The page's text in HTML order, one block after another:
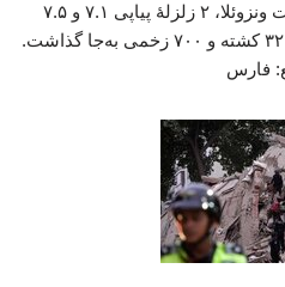
طبق اعلام رئیس‌جمهور موقت ونزوئلا، ۲ زلزلهٔ پیاپی ۷.۱ و ۷.۵
ریشتری در این کشور، دست‌کم ۳۲ کشته و ۷۰۰ زخمی به‌جا گذاشت.
فارس